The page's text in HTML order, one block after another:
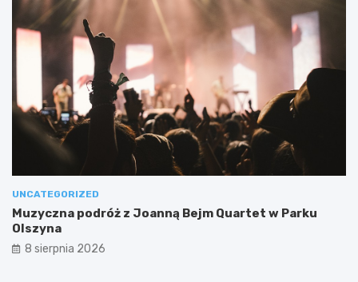
UNCATEGORIZED
Muzyczna podróż z Joanną Bejm Quartet w Parku
Olszyna
8 sierpnia 2026